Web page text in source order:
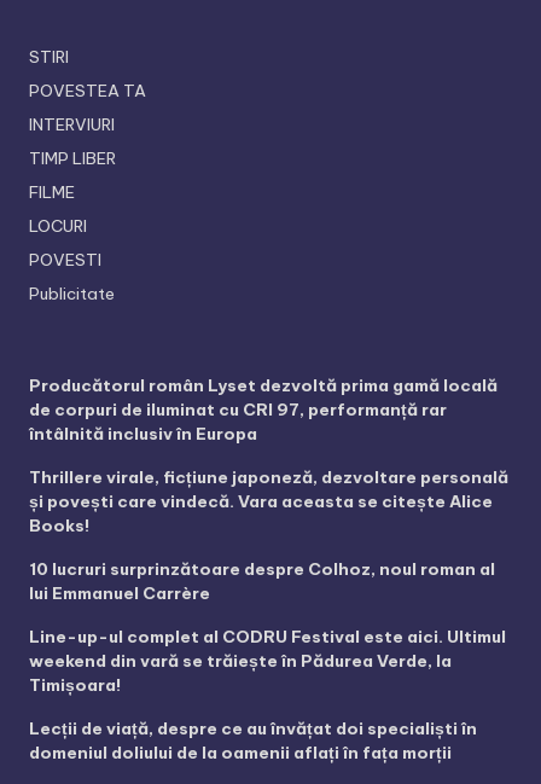
STIRI
POVESTEA TA
INTERVIURI
TIMP LIBER
FILME
LOCURI
POVESTI
Publicitate
Producătorul român Lyset dezvoltă prima gamă locală
de corpuri de iluminat cu CRI 97, performanță rar
întâlnită inclusiv în Europa
Thrillere virale, ficțiune japoneză, dezvoltare personală
și povești care vindecă. Vara aceasta se citește Alice
Books!
10 lucruri surprinzătoare despre Colhoz, noul roman al
lui Emmanuel Carrère
Line-up-ul complet al CODRU Festival este aici. Ultimul
weekend din vară se trăiește în Pădurea Verde, la
Timișoara!
Lecții de viață, despre ce au învățat doi specialiști în
domeniul doliului de la oamenii aflați în fața morții